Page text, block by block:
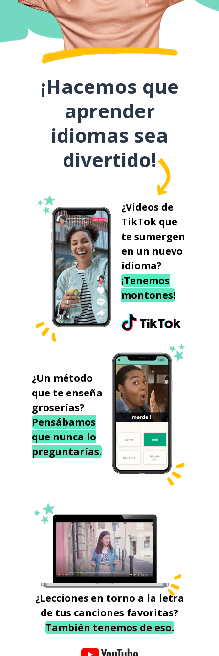
¡Hacemos que
aprender
idiomas sea
divertido!
¿Videos de
TikTok que
te sumergen
en un nuevo
idioma?
¡Tenemos
montones!
¿Un método
que te enseña
groserías?
Pensábamos
que nunca lo
preguntarías.
¿Lecciones en torno a la letra
de tus canciones favoritas?
También tenemos de eso.